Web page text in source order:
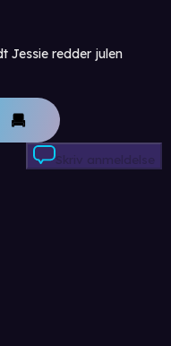
Jessie redder julen
Skriv anmeldelse